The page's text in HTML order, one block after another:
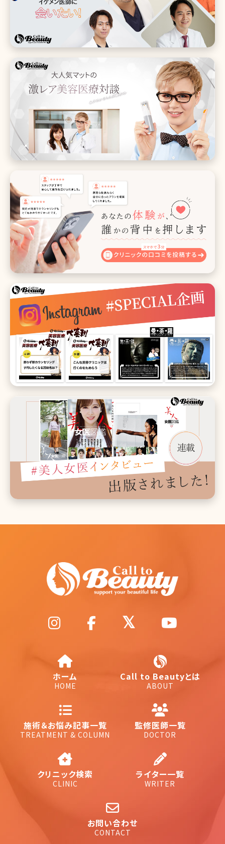
ホーム
HOME
Call to Beautyとは
ABOUT
施術＆お悩み記事一覧
TREATMENT & COLUMN
監修医師一覧
DOCTOR
クリニック検索
CLINIC
ライター一覧
WRITER
お問い合わせ
CONTACT